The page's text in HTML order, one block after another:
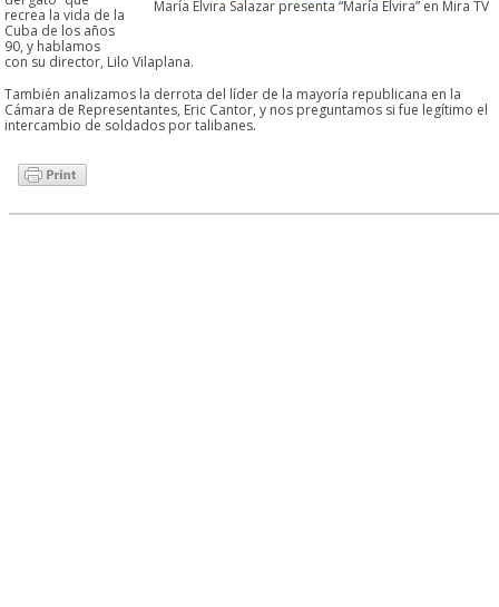
María Elvira Salazar presenta “María Elvira” en Mira TV
recrea la vida de la
Cuba de los años
90, y hablamos
con su director, Lilo Vilaplana.
También analizamos la derrota del líder de la mayoría republicana en la
Cámara de Representantes, Eric Cantor, y nos preguntamos si fue legítimo el
intercambio de soldados por talibanes.